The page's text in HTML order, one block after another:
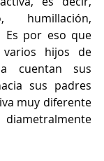
humillación,
Es por eso que
varios hijos de
cuentan sus
sus padres
muy diferente